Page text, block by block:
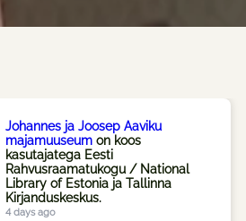
Johannes ja Joosep Aaviku
majamuuseum on koos
kasutajatega Eesti
Rahvusraamatukogu / National
Library of Estonia ja Tallinna
Kirjanduskeskus.
4 days ago